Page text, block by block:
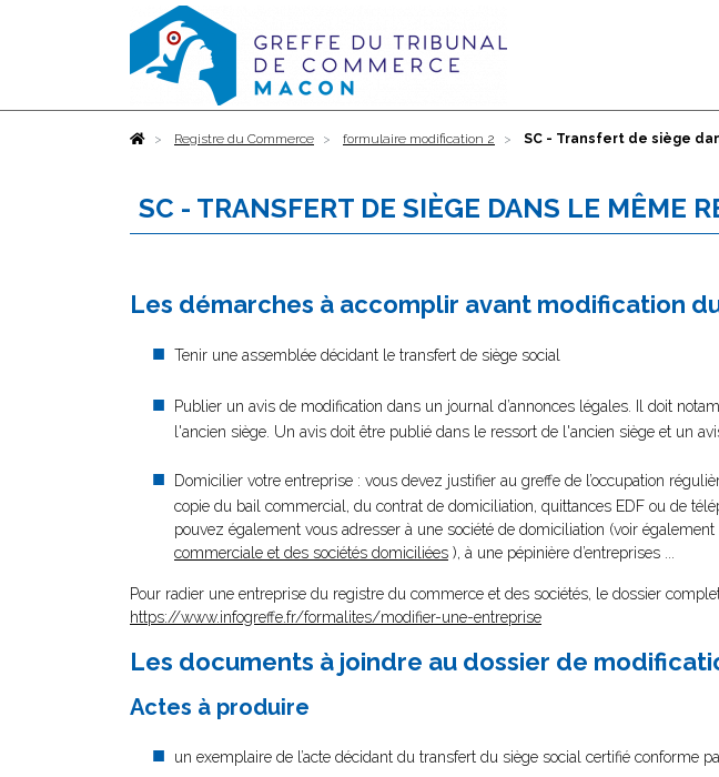
AccueilRegistre du Commerce formulaire modification 2 SC - Transfert de siège
SC - TRANSFERT DE SIÈGE DANS LE MÊME
Les démarches à accomplir avant modification
Tenir une assemblée décidant le transfert de siège social
Publier un avis de modification dans un journal d’annonces légales. Il doit
l'ancien siège. Un avis doit être publié dans le ressort de l'ancien siège et un
Domicilier votre entreprise : vous devez justifier au greffe de l’occupation
copie du bail commercial, du contrat de domiciliation, quittances EDF ou de
pouvez également vous adresser à une société de domiciliation (voir
commerciale et des sociétés domiciliées ), à une pépinière d’entreprises ...
Pour radier une entreprise du registre du commerce et des sociétés, le dossier
https://www.infogreffe.fr/formalites/modifier-une-entreprise
Les documents à joindre au dossier de
Actes à produire
un exemplaire de l’acte décidant du transfert du siège social certifié conforme